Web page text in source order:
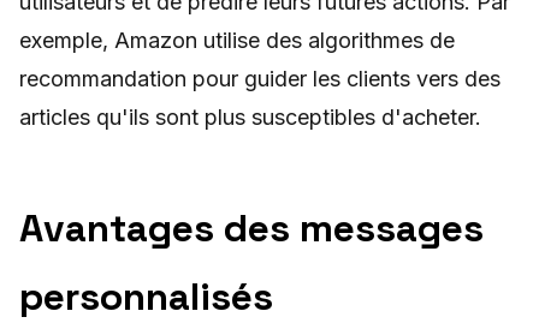
exemple, Amazon utilise des algorithmes de
recommandation pour guider les clients vers des
articles qu'ils sont plus susceptibles d'acheter.
Avantages des messages
personnalisés